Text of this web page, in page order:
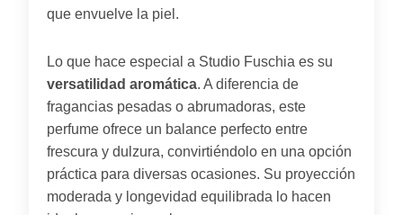
que envuelve la piel.
Lo que hace especial a Studio Fuschia es su
versatilidad aromática. A diferencia de
fragancias pesadas o abrumadoras, este
perfume ofrece un balance perfecto entre
frescura y dulzura, convirtiéndolo en una opción
práctica para diversas ocasiones. Su proyección
moderada y longevidad equilibrada lo hacen